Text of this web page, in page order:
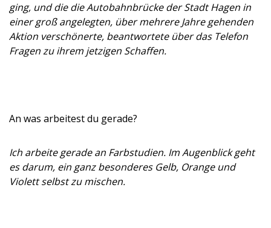
ging, und die die Autobahnbrücke der Stadt Hagen in
einer groß angelegten, über mehrere Jahre gehenden
Aktion verschönerte, beantwortete über das Telefon
Fragen zu ihrem jetzigen Schaffen.
An was arbeitest du gerade?
Ich arbeite gerade an Farbstudien. Im Augenblick geht
es darum, ein ganz besonderes Gelb, Orange und
Violett selbst zu mischen.